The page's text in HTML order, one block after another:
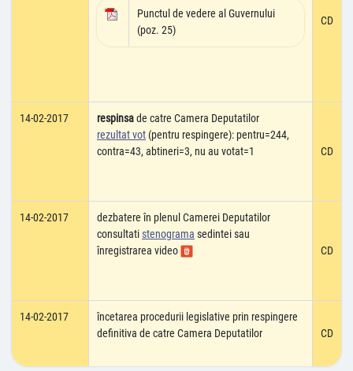
Punctul de vedere al Guvernului
(poz. 25)
CD
14-02-2017 respinsade catre Camera Deputatilor
rezultat vot (pentru respingere): pentru=244,
contra=43, abtineri=3, nu au votat=1
CD
14-02-2017
dezbatere în plenul Camerei Deputatilor
consultatistenograma sedintei sau
înregistrarea video
CD
14-02-2017
încetarea procedurii legislative prin respingere
definitiva de catre Camera Deputatilor
CD